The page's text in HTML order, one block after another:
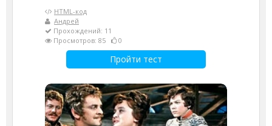
HTML-код
Андрей
Прохождений: 11
Просмотров: 85
0
Пройти тест